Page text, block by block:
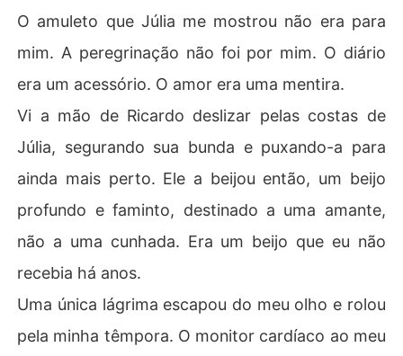
O amuleto que Júlia me mostrou não era para
mim. A peregrinação não foi por mim. O diário
era um acessório. O amor era uma mentira.
Vi a mão de Ricardo deslizar pelas costas de
Júlia, segurando sua bunda e puxando-a para
ainda mais perto. Ele a beijou então, um beijo
profundo e faminto, destinado a uma amante,
não a uma cunhada. Era um beijo que eu não
recebia há anos.
Uma única lágrima escapou do meu olho e rolou
pela minha têmpora. O monitor cardíaco ao meu